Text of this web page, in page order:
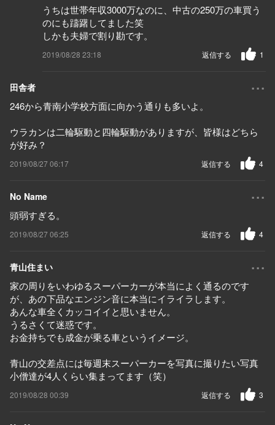
うちは世帯年収3000万なのに、中古の250万の車買う
のにも躊躇してました笑
しかも夫婦で割り勘です。
2019/08/28 23:18 1
返信する
田舎者 ...
246から青南小学校方面に向かう通りも多いよ。
ウラカンは二輪駆動と四輪駆動がありますが、皆様はどちら
が好み？
2019/08/27 06:17 4
返信する
No Name ...
頭弱すぎる。
2019/08/27 06:25 4
返信する
青山住まい ...
家の周りをいわゆるスーパーカーが本当によく通るのです
が、あの下品なエンジン音に本当にイライラします。
あんな車全くカッコイイと思いません。
うるさくて迷惑です。
お金持ちでも成金が乗る車というイメージ。
青山の交差点には毎週末スーパーカーを写真に撮りたい写真
小僧達が4人くらい集まってます（笑）
2019/08/28 00:39 3
返信する